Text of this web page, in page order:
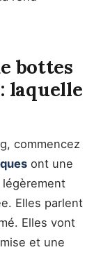
bottes
laquelle
commencez
ont une
Elles parlent
Elles vont
et une